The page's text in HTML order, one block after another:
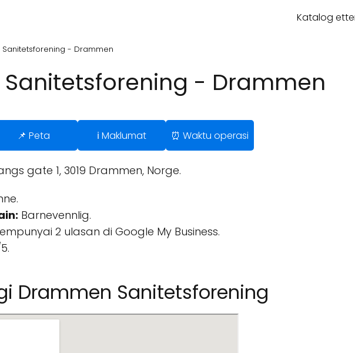
Katalog
- Drammen
- Drammen
📌 Peta ℹ️ Maklumat ⏰ Waktu operasi
gate 1, 3019 Drammen, Norge.
Barnevennlig.
2 ulasan di Google My Business.
Drammen Sanitetsforening